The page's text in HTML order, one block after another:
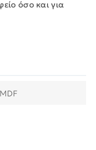
όσο και για